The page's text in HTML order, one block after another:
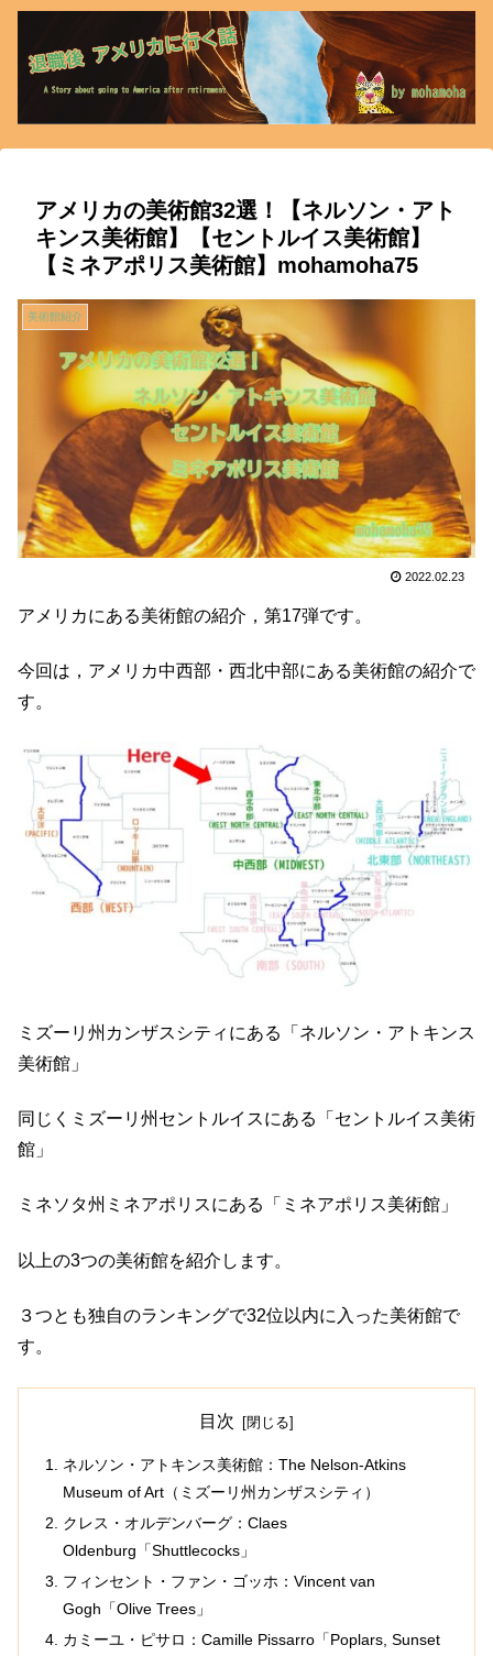
アメリカの美術館32選！【ネルソン・アト
キンス美術館】【セントルイス美術館】
【ミネアポリス美術館】mohamoha75
美術館紹介
2022.02.23
アメリカにある美術館の紹介，第17弾です。
今回は，アメリカ中西部・西北中部にある美術館の紹介で
す。
ミズーリ州カンザスシティにある「ネルソン・アトキンス
美術館」
同じくミズーリ州セントルイスにある「セントルイス美術
館」
ミネソタ州ミネアポリスにある「ミネアポリス美術館」
以上の3つの美術館を紹介します。
３つとも独自のランキングで32位以内に入った美術館で
す。
目次
ネルソン・アトキンス美術館：The Nelson-Atkins
Museum of Art（ミズーリ州カンザスシティ）
クレス・オルデンバーグ：Claes
Oldenburg「Shuttlecocks」
フィンセント・ファン・ゴッホ：Vincent van
Gogh「Olive Trees」
カミーユ・ピサロ：Camille Pissarro「Poplars, Sunset